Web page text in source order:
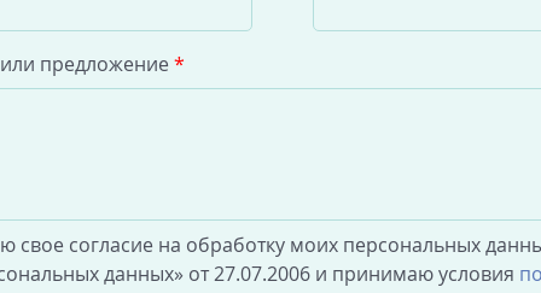
предложение *
свое согласие на обработку моих персональных
данных» от 27.07.2006 и принимаю условия